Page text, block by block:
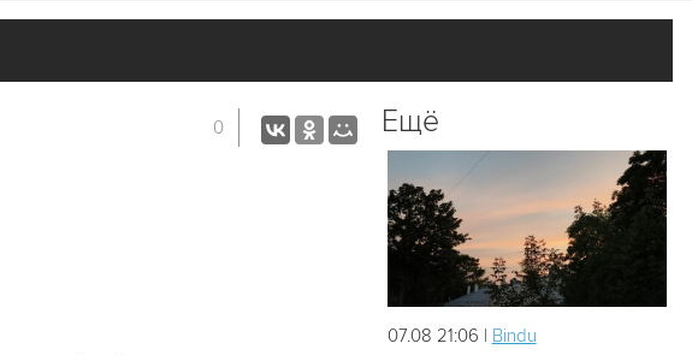
0 Ещё
07.08 21:06 | Bindu